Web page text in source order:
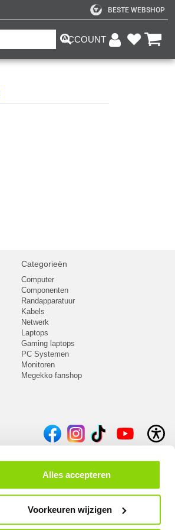
Alles accepteren
Voorkeuren wijzigen
BESTE WEBSHOP
ACCOUNT
Categorieën
Computer
Componenten
Randapparatuur
Kabels
Netwerk
Laptops
Gaming laptops
PC Systemen
Monitoren
Megekko fanshop